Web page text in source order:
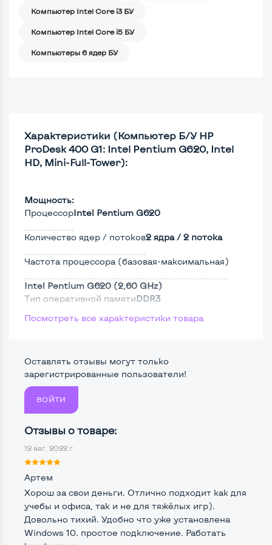
Компьютер Intel Core i3 БУ
Компьютер Intel Core i5 БУ
Компьютеры 6 ядер БУ
Характеристики (Компьютер Б/У HP
ProDesk 400 G1: Intel Pentium G620, Intel
HD, Mini-Full-Tower):
Мощность:
ПроцессорIntel Pentium G620
Количество ядер / потоков2 ядра / 2 потока
Частота процессора (базовая-максимальная)
Intel Pentium G620 (2,60 GHz)
Тип оперативной памятиDDR3
Тип накопителяSSD 2,5"
Жесткий диск
Возможности видеокарты:
Встроенный
Видеопроцессор системного блока
Размер видеопамяти, Гб
Удобство пользования:
Посмотреть все характеристики товара
Оставлять отзывы могут только
зарегистрированные пользователи!
ВОЙТИ
Отзывы о товаре:
12 авг. 2022 г.
Артем
Хорош за свои деньги. Отлично подходит как для
учебы и офиса, так и не для тяжёлых игр).
Довольно тихий. Удобно что уже установлена
Windows 10. простое подключение. Работать